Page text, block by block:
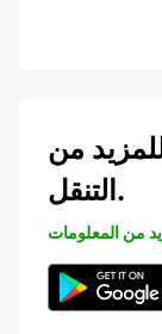
من
التنقل.
من المعلومات